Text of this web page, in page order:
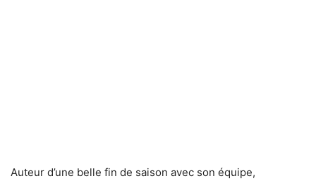
Auteur d’une belle fin de saison avec son équipe,